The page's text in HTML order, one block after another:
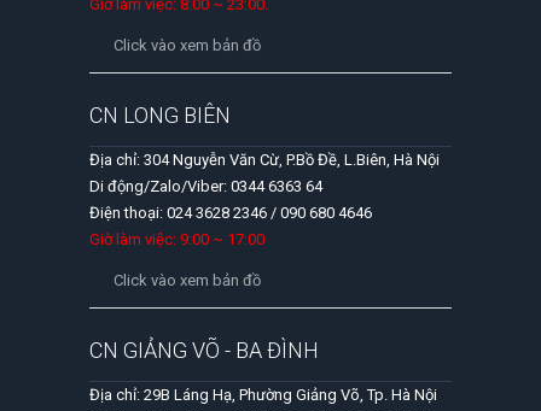
Giờ làm việc: 8:00 ~ 23:00.
Click vào xem bản đồ
CN LONG BIÊN
Địa chỉ: 304 Nguyễn Văn Cừ, P.Bồ Đề, L.Biên, Hà Nội
Di động/Zalo/Viber: 0344 6363 64
Điện thoại: 024 3628 2346 / 090 680 4646
Giờ làm việc: 9:00 ~ 17:00
Click vào xem bản đồ
CN GIẢNG VÕ - BA ĐÌNH
Địa chỉ: 29B Láng Hạ, Phường Giảng Võ, Tp. Hà Nội